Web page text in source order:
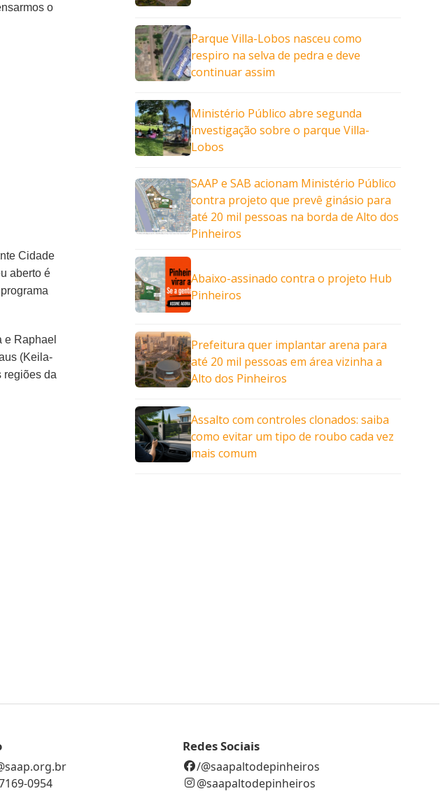
o
Cidade
aberto é
e Raphael
(Keila-
regiões da
Parque Villa-Lobos nasceu como
respiro na selva de pedra e deve
continuar assim
Ministério Público abre segunda
investigação sobre o parque Villa-
Lobos
SAAP e SAB acionam Ministério Público
contra projeto que prevê ginásio para
até 20 mil pessoas na borda de Alto dos
Pinheiros
Abaixo-assinado contra o projeto Hub
Pinheiros
Prefeitura quer implantar arena para
até 20 mil pessoas em área vizinha a
Alto dos Pinheiros
Assalto com controles clonados: saiba
como evitar um tipo de roubo cada vez
mais comum
0954
Redes Sociais
/@saapaltodepinheiros
@saapaltodepinheiros